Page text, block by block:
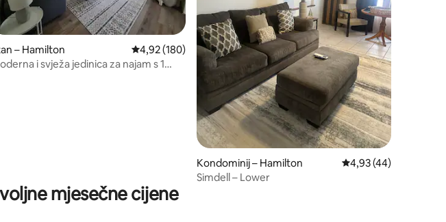
4,98/5, recenzija: 117
– Hamilton Prosječna ocjena: 4,92/5, recenzija: 180
4,92 (180)
i svježa jedinica za najam s 1
Kondominij – Hamilton Prosječna ocjena:
4,93 (44)
Simdell – Lower
mjesečne cijene